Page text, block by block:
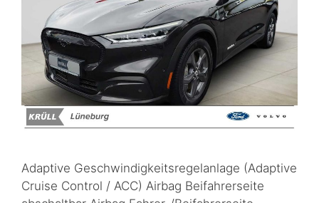
Adaptive Geschwindigkeitsregelanlage (Adaptive
Cruise Control / ACC) Airbag Beifahrerseite